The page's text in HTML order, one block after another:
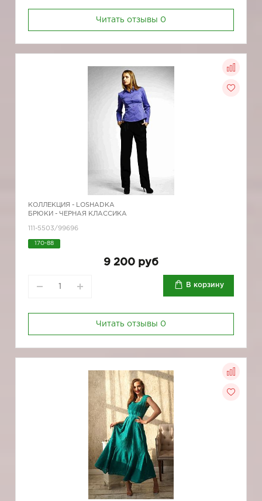
Читать отзывы 0
КОЛЛЕКЦИЯ - LOSHADKA
БРЮКИ - ЧЕРНАЯ КЛАССИКА
111-5503/99696
170-88
9 200 руб
В корзину
Читать отзывы 0